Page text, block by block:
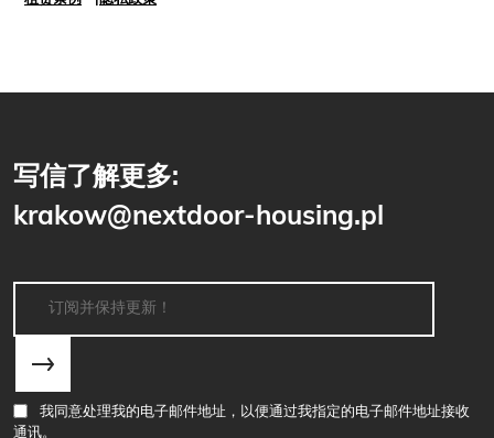
写信了解更多:
krakow@nextdoor-housing.pl
我同意处理我的电子邮件地址，以便通过我指定的电子邮件地址接收
通讯。